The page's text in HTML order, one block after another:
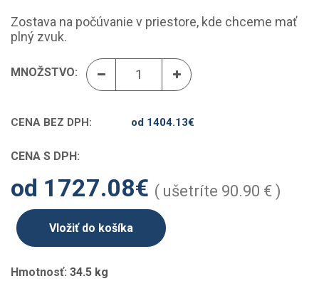
Zostava na počúvanie v priestore, kde chceme mať
plný zvuk.
MNOŽSTVO:
CENA BEZ DPH: od 1404.13€
CENA S DPH:
od 1727.08€ ( ušetríte 90.90 € )
Vložiť do košíka
Hmotnosť: 34.5 kg